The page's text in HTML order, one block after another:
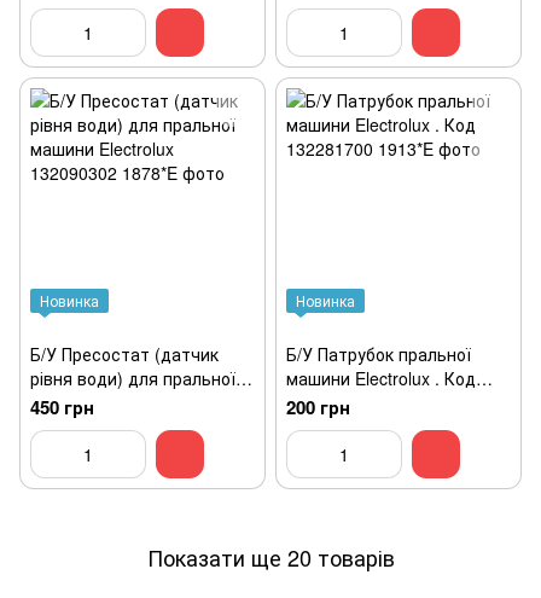
Новинка
Б/У Пресостат (датчик
рівня води) для пральної
машини Electrolux
132090302
450 грн
Новинка
Б/У Патрубок пральної
машини Electrolux . Код
132281700
200 грн
Показати ще 20 товарів